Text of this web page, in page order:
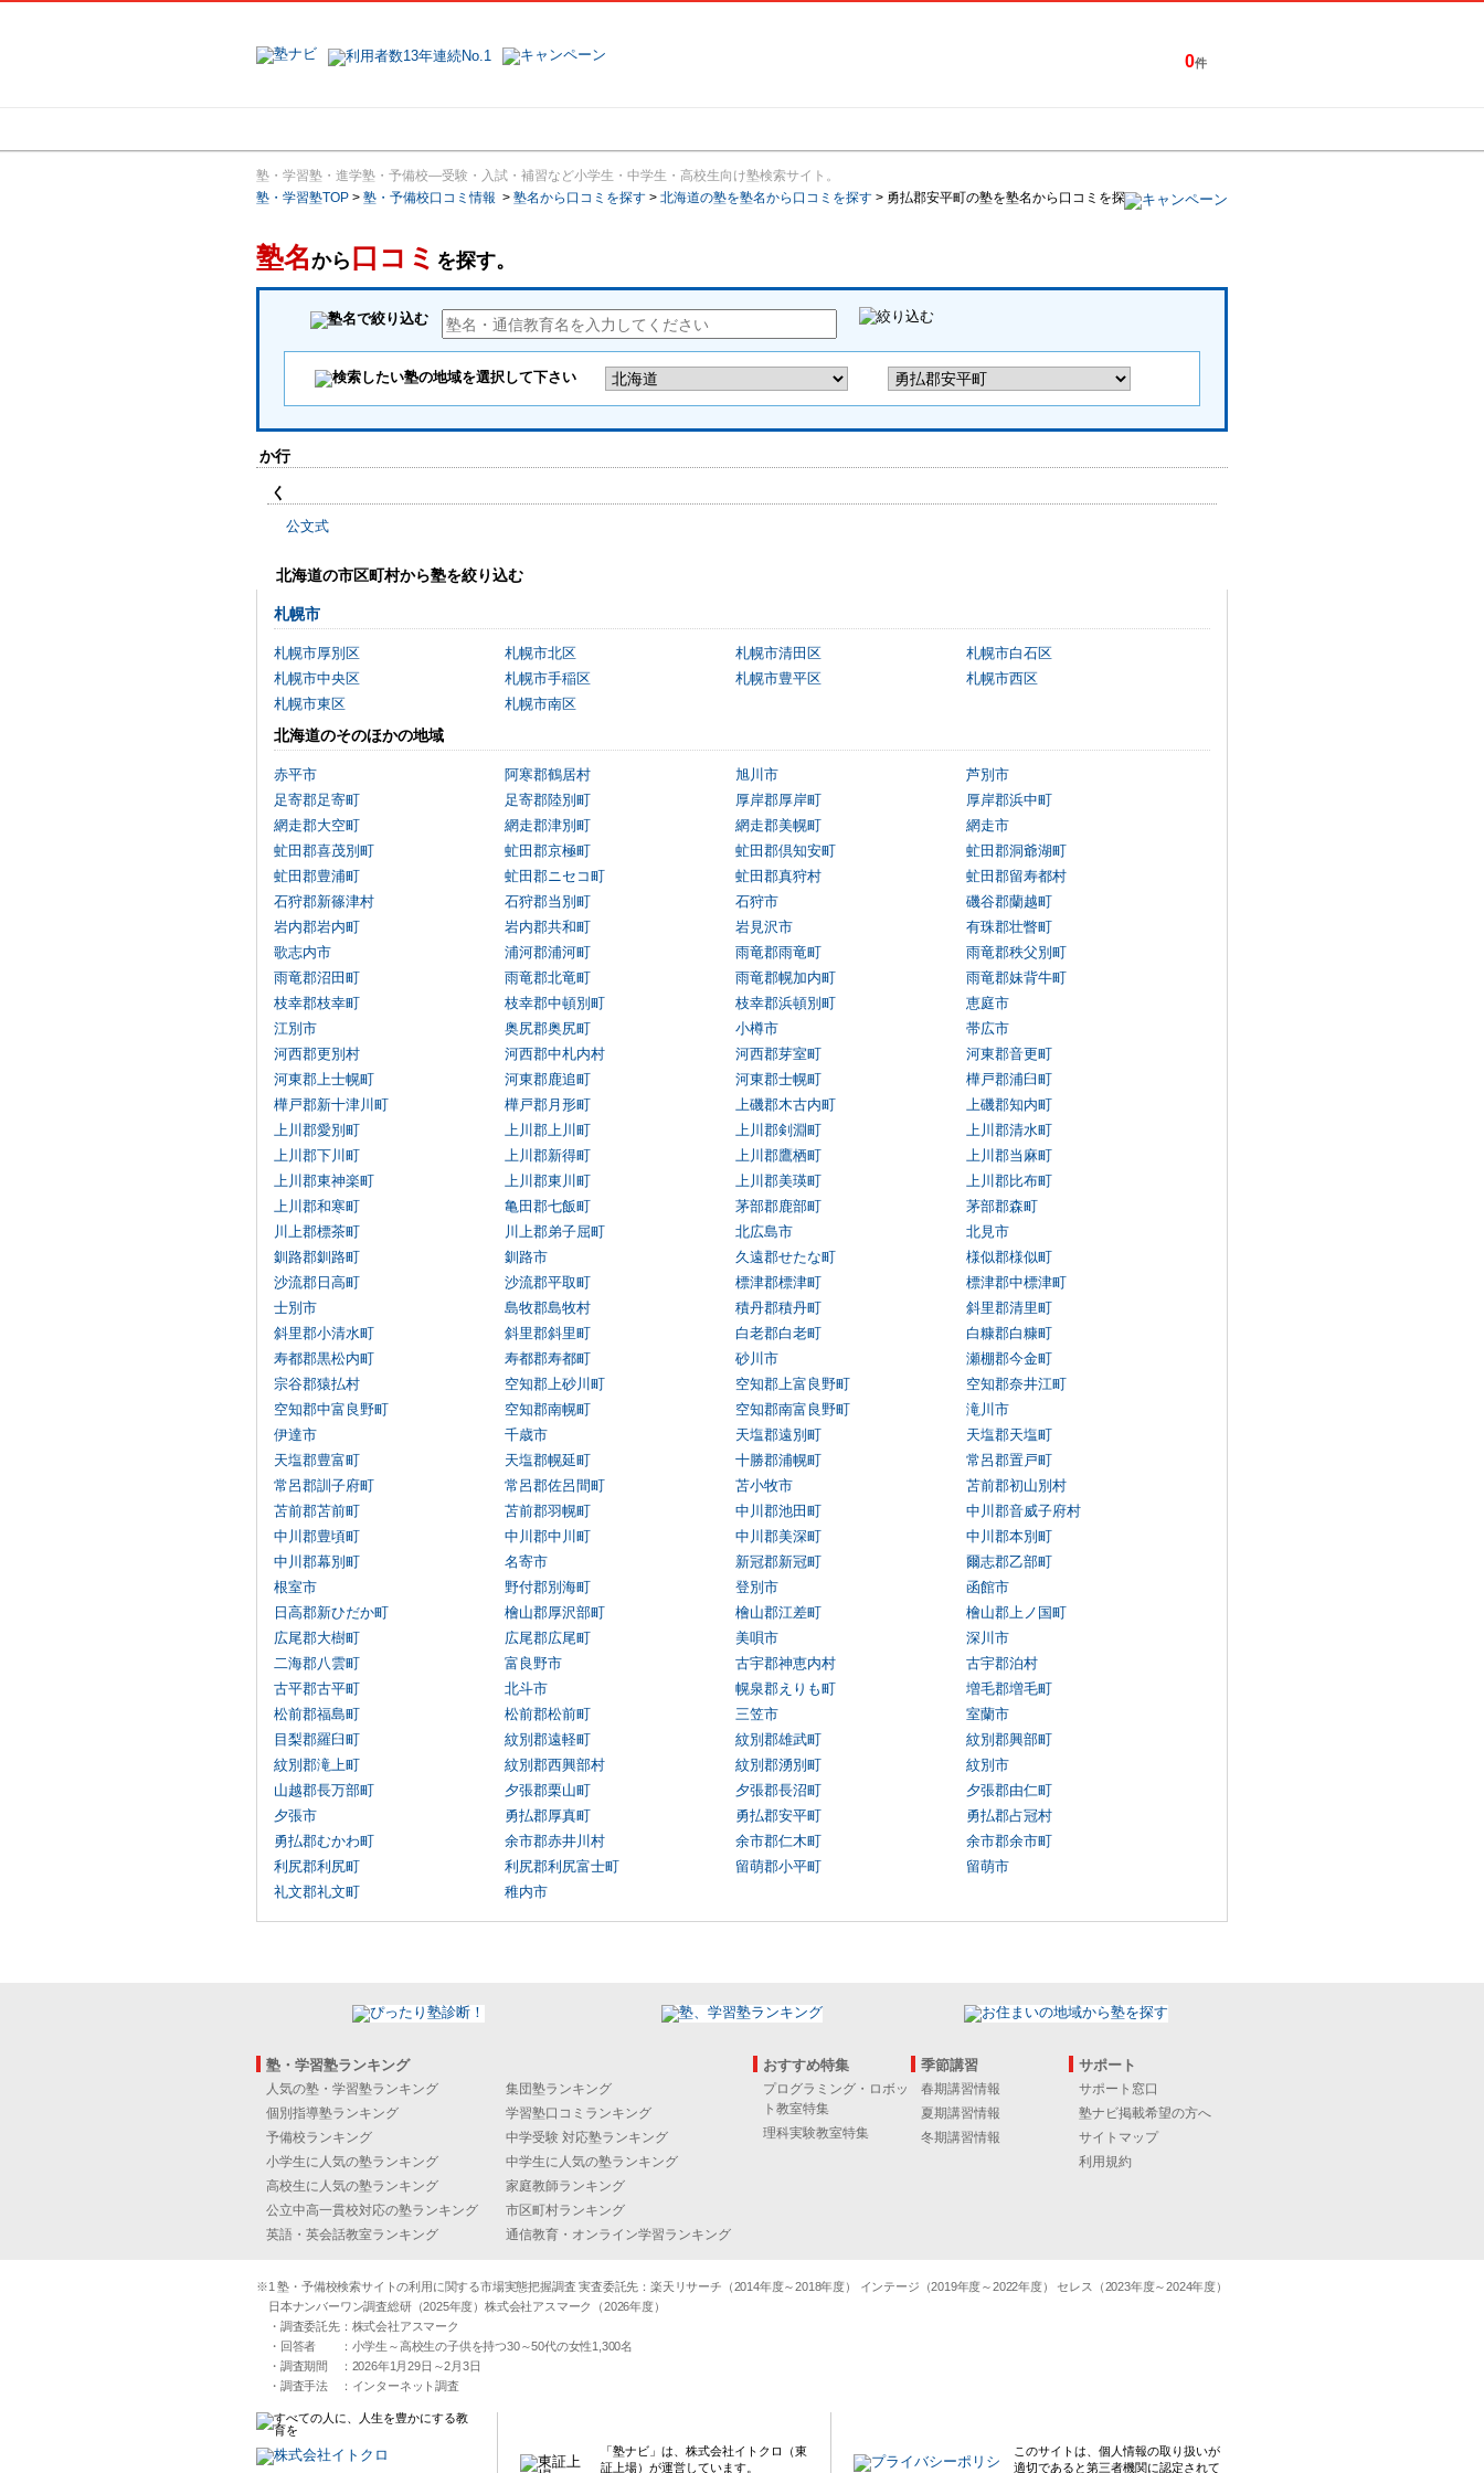
0件
塾・学習塾・進学塾・予備校―受験・入試・補習など小学生・中学生・高校生向け塾検索サイト。
塾・学習塾TOP > 塾・予備校口コミ情報 > 塾名から口コミを探す > 北海道の塾を塾名から口コミを探す > 勇払郡安平町の塾を塾名から口コミを探す
塾名から 口コミ を探す。
か行
く
公文式
北海道の市区町村から塾を絞り込む
札幌市
札幌市厚別区 札幌市北区 札幌市清田区
札幌市白石区
札幌市中央区
札幌市手稲区 札幌市豊平区
札幌市西区
札幌市東区
札幌市南区
北海道のそのほかの地域
赤平市 阿寒郡鶴居村 旭川市
芦別市
足寄郡足寄町
足寄郡陸別町 厚岸郡厚岸町
厚岸郡浜中町
網走郡大空町
網走郡津別町 網走郡美幌町
網走市
虻田郡喜茂別町
虻田郡京極町 虻田郡倶知安町
虻田郡洞爺湖町
虻田郡豊浦町
虻田郡ニセコ町 虻田郡真狩村
虻田郡留寿都村
石狩郡新篠津村
石狩郡当別町 石狩市
磯谷郡蘭越町
岩内郡岩内町
岩内郡共和町 岩見沢市
有珠郡壮瞥町
歌志内市
浦河郡浦河町 雨竜郡雨竜町
雨竜郡秩父別町
雨竜郡沼田町
雨竜郡北竜町 雨竜郡幌加内町
雨竜郡妹背牛町
枝幸郡枝幸町
枝幸郡中頓別町 枝幸郡浜頓別町
恵庭市
江別市
奥尻郡奥尻町 小樽市
帯広市
河西郡更別村
河西郡中札内村 河西郡芽室町
河東郡音更町
河東郡上士幌町
河東郡鹿追町 河東郡士幌町
樺戸郡浦臼町
樺戸郡新十津川町
樺戸郡月形町 上磯郡木古内町
上磯郡知内町
上川郡愛別町
上川郡上川町 上川郡剣淵町
上川郡清水町
上川郡下川町
上川郡新得町 上川郡鷹栖町
上川郡当麻町
上川郡東神楽町
上川郡東川町 上川郡美瑛町
上川郡比布町
上川郡和寒町
亀田郡七飯町 茅部郡鹿部町
茅部郡森町
川上郡標茶町
川上郡弟子屈町 北広島市
北見市
釧路郡釧路町
釧路市 久遠郡せたな町
様似郡様似町
沙流郡日高町
沙流郡平取町 標津郡標津町
標津郡中標津町
士別市
島牧郡島牧村 積丹郡積丹町
斜里郡清里町
斜里郡小清水町
斜里郡斜里町 白老郡白老町
白糠郡白糠町
寿都郡黒松内町
寿都郡寿都町 砂川市
瀬棚郡今金町
宗谷郡猿払村
空知郡上砂川町 空知郡上富良野町
空知郡奈井江町
空知郡中富良野町
空知郡南幌町 空知郡南富良野町
滝川市
伊達市
千歳市 天塩郡遠別町
天塩郡天塩町
天塩郡豊富町
天塩郡幌延町 十勝郡浦幌町
常呂郡置戸町
常呂郡訓子府町
常呂郡佐呂間町 苫小牧市
苫前郡初山別村
苫前郡苫前町
苫前郡羽幌町 中川郡池田町
中川郡音威子府村
中川郡豊頃町
中川郡中川町 中川郡美深町
中川郡本別町
中川郡幕別町
名寄市 新冠郡新冠町
爾志郡乙部町
根室市
野付郡別海町 登別市
函館市
日高郡新ひだか町
檜山郡厚沢部町 檜山郡江差町
檜山郡上ノ国町
広尾郡大樹町
広尾郡広尾町 美唄市
深川市
二海郡八雲町
富良野市 古宇郡神恵内村
古宇郡泊村
古平郡古平町
北斗市 幌泉郡えりも町
増毛郡増毛町
松前郡福島町
松前郡松前町 三笠市
室蘭市
目梨郡羅臼町
紋別郡遠軽町 紋別郡雄武町
紋別郡興部町
紋別郡滝上町
紋別郡西興部村 紋別郡湧別町
紋別市
山越郡長万部町
夕張郡栗山町 夕張郡長沼町
夕張郡由仁町
夕張市
勇払郡厚真町 勇払郡安平町
勇払郡占冠村
勇払郡むかわ町
余市郡赤井川村 余市郡仁木町
余市郡余市町
利尻郡利尻町
利尻郡利尻富士町 留萌郡小平町
留萌市
礼文郡礼文町
稚内市
塾・学習塾ランキング
人気の塾・学習塾ランキング
集団塾ランキング
個別指導塾ランキング
学習塾口コミランキング
予備校ランキング
中学受験 対応塾ランキング
小学生に人気の塾ランキング
中学生に人気の塾ランキング
高校生に人気の塾ランキング
家庭教師ランキング
公立中高一貫校対応の塾ランキング
市区町村ランキング
英語・英会話教室ランキング
通信教育・オンライン学習ランキング
おすすめ特集
プログラミング・ロボッ
ト教室特集
理科実験教室特集
季節講習
春期講習情報
夏期講習情報
冬期講習情報
サポート
サポート窓口
塾ナビ掲載希望の方へ
サイトマップ
利用規約
※1 塾・予備校検索サイトの利用に関する市場実態把握調査 実査委託先：楽天リサーチ（2014年度～2018年度） インテージ（2019年度～2022年度） セレス（2023年度～2024年度）
日本ナンバーワン調査総研（2025年度）株式会社アスマーク（2026年度）
・調査委託先：株式会社アスマーク
・回答者 ：小学生～高校生の子供を持つ30～50代の女性1,300名
・調査期間 ：2026年1月29日～2月3日
・調査手法 ：インターネット調査
「塾ナビ」は、株式会社イトクロ（東
証上場）が運営しています。
このサイトは、個人情報の取り扱いが
適切であると第三者機関に認定されて